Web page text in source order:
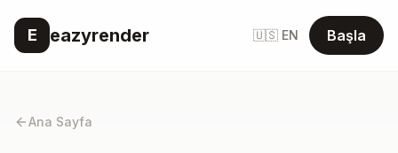
E eazyrender 🇺🇸 EN Başla
Ana Sayfa